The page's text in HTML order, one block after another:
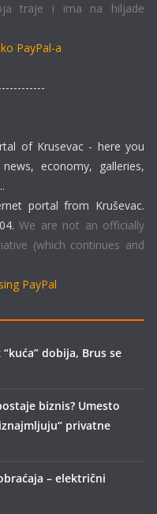
traje i ima na hiljade
PayPal-a
of Krusevac - here you
economy, galleries,
portal from Kruševac.
We are not an officially
(which continues and
PayPal
dobija, Brus se
biznis? Umesto
privatne
– električni